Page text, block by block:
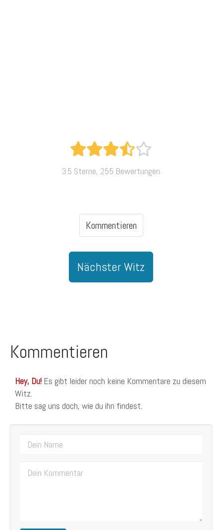
3.5 Sterne, 255 Bewertungen
Kommentieren
Nächster Witz
Kommentieren
Hey, Du! Es gibt leider noch keine Kommentare zu diesem
Witz.
Bitte sag uns doch, wie du ihn findest.